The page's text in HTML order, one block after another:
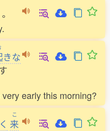
。
きな
early this morning?
く
こ
来